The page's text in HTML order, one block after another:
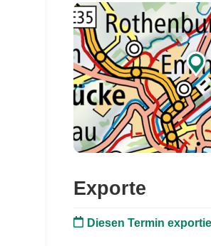

Exporte
Diesen Termin